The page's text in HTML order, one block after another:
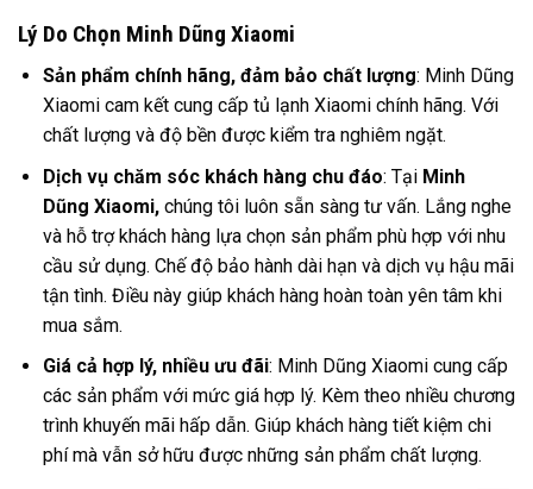
Lý Do Chọn Minh Dũng Xiaomi
Sản phẩm chính hãng, đảm bảo chất lượng: Minh Dũng
Xiaomi cam kết cung cấp tủ lạnh Xiaomi chính hãng. Với
chất lượng và độ bền được kiểm tra nghiêm ngặt.
Dịch vụ chăm sóc khách hàng chu đáo: Tại Minh
Dũng Xiaomi, chúng tôi luôn sẵn sàng tư vấn. Lắng nghe
và hỗ trợ khách hàng lựa chọn sản phẩm phù hợp với nhu
cầu sử dụng. Chế độ bảo hành dài hạn và dịch vụ hậu mãi
tận tình. Điều này giúp khách hàng hoàn toàn yên tâm khi
mua sắm.
Giá cả hợp lý, nhiều ưu đãi: Minh Dũng Xiaomi cung cấp
các sản phẩm với mức giá hợp lý. Kèm theo nhiều chương
trình khuyến mãi hấp dẫn. Giúp khách hàng tiết kiệm chi
phí mà vẫn sở hữu được những sản phẩm chất lượng.